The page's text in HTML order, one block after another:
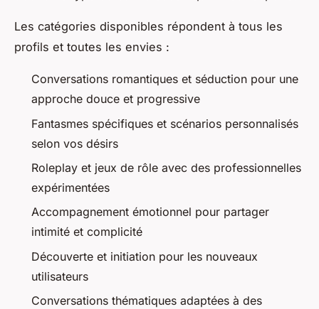
Les catégories disponibles répondent à tous les
profils et toutes les envies :
Conversations romantiques et séduction pour une
approche douce et progressive
Fantasmes spécifiques et scénarios personnalisés
selon vos désirs
Roleplay et jeux de rôle avec des professionnelles
expérimentées
Accompagnement émotionnel pour partager
intimité et complicité
Découverte et initiation pour les nouveaux
utilisateurs
Conversations thématiques adaptées à des